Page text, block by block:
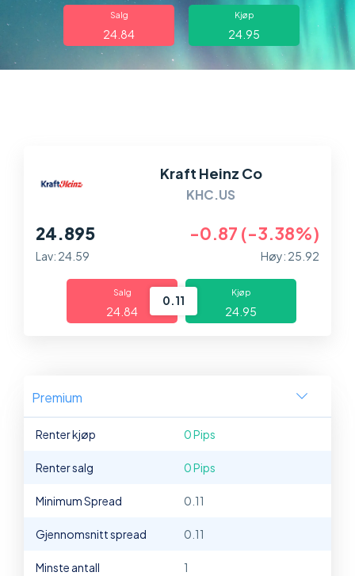
Om oss Salg
24.84
Kjøp
24.95
Kraft Heinz Co
KHC.US
24.895 -0.87 (-3.38%)
Lav: 24.59 Høy: 25.92
Salg
24.84
0.11
Kjøp
24.95
Premium
Renter kjøp 0 Pips
Renter salg 0 Pips
Minimum Spread 0.11
Gjennomsnitt spread 0.11
Minste antall 1